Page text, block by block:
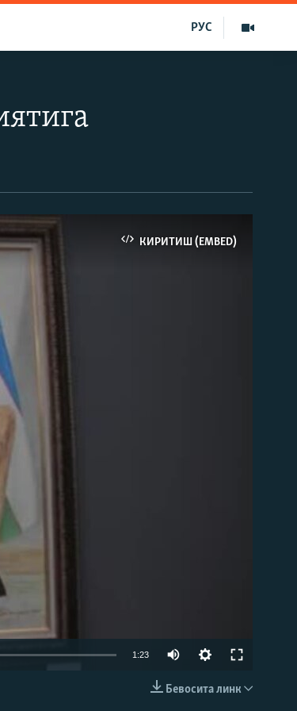
РУС
КИРИТИШ (EMBED)
1:23
Бевосита линк